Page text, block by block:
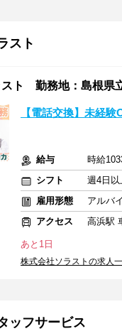
スト
ト 勤務地：島根県
【電話交換】未経
給与
時給
シフト
週4日以
雇用形態
アルバ
アクセス
高浜駅
あと1日
株式会社ソラストの求人
ッフサービス